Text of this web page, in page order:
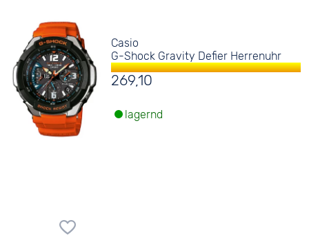
Casio
G-Shock Gravity Defier Herrenuhr
269,10
lagernd